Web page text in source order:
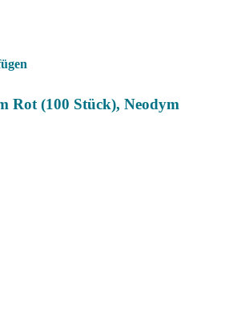
Rot (100 Stück), Neodym